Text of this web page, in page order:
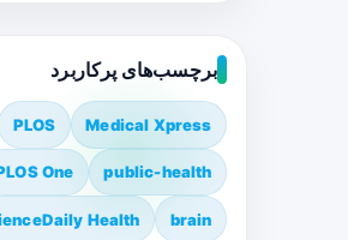
برچسب‌های پرکاربرد
Medical Xpress
PLOS
public-health
One
brain
Health